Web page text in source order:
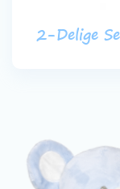
2-Delige